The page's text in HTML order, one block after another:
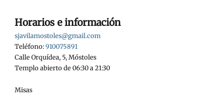
Horarios e información
sjavilamostoles@gmail.com
Teléfono:910075891
Calle Orquídea, 5, Móstoles
Templo abierto de 06:30 a 21:30
Misas